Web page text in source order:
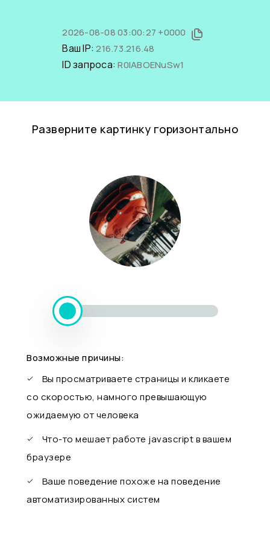
2026-08-08 03:00:27 +0000
Ваш IP:216.73.216.48
ID запроса:R0IABOENuSw1
Разверните картинку горизонтально
Возможные причины:
Вы просматриваете страницы и кликаете
со скоростью, намного превышающую
ожидаемую от человека
Что-то мешает работе javascript в вашем
браузере
Ваше поведение похоже на поведение
автоматизированных систем